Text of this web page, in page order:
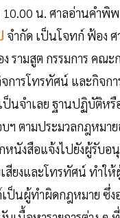
10.00 น. ศาลอ่านคำ
จำกัด เป็นโจทก์ ฟ้อง ศ
รามสูต กรรมการ คณะ
จการโทรทัศน์ และกิจก
นจำเลย ฐานปฏิบัติหรื
ฯ ตามประมวลกฎหมา
หนังสือแจ้งไปยังผู้รับอ
เสียงและโทรทัศน์ ทำใ
เป็นผู้ทำผิดกฎหมาย ซึ่ง